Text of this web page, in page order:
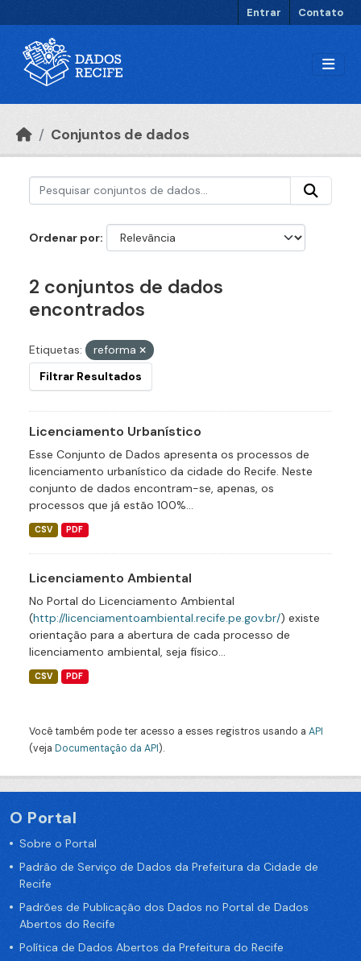
Entrar Contato
Conjuntos de dados
Ordenar por
2 conjuntos de dados
encontrados
Etiquetas:
reforma
Filtrar Resultados
Licenciamento Urbanístico
Esse Conjunto de Dados apresenta os processos de
licenciamento urbanístico da cidade do Recife. Neste
conjunto de dados encontram-se, apenas, os
processos que já estão 100%...
CSV PDF
Licenciamento Ambiental
No Portal do Licenciamento Ambiental
(http://licenciamentoambiental.recife.pe.gov.br/) existe
orientação para a abertura de cada processo de
licenciamento ambiental, seja físico...
CSV PDF
Você também pode ter acesso a esses registros usando a API
(veja Documentação da API).
O Portal
Sobre o Portal
Padrão de Serviço de Dados da Prefeitura da Cidade de
Recife
Padrões de Publicação dos Dados no Portal de Dados
Abertos do Recife
Política de Dados Abertos da Prefeitura do Recife